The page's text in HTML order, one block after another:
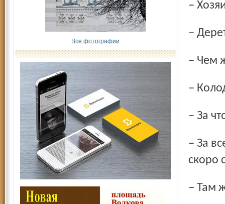
Все фотографии
–
–
– Чем
–
– За
– За все: дом не подмету, дратву не налажу, за водкой не
скоро
–